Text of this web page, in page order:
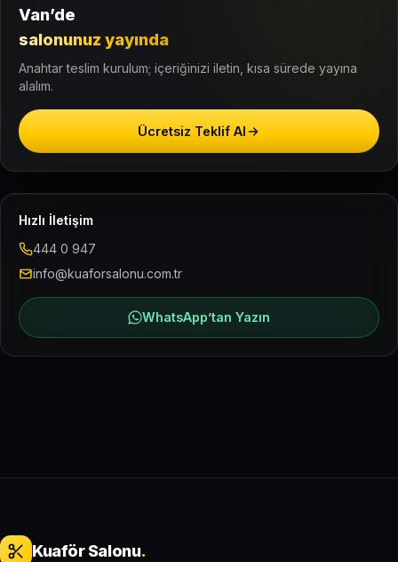
Van’de
salonunuz yayında
Anahtar teslim kurulum; içeriğinizi iletin, kısa sürede yayına
alalım.
Ücretsiz Teklif Al
Hızlı İletişim
444 0 947
info@kuaforsalonu.com.tr
WhatsApp’tan Yazın
Kuaför Salonu.